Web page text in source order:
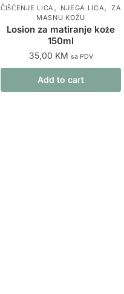
ČIŠĆENJE LICA , NJEGA LICA,
ZA
MASNU KOŽU
Losion za matiranje kože
150ml
35,00 KM sa PDV
Add to cart